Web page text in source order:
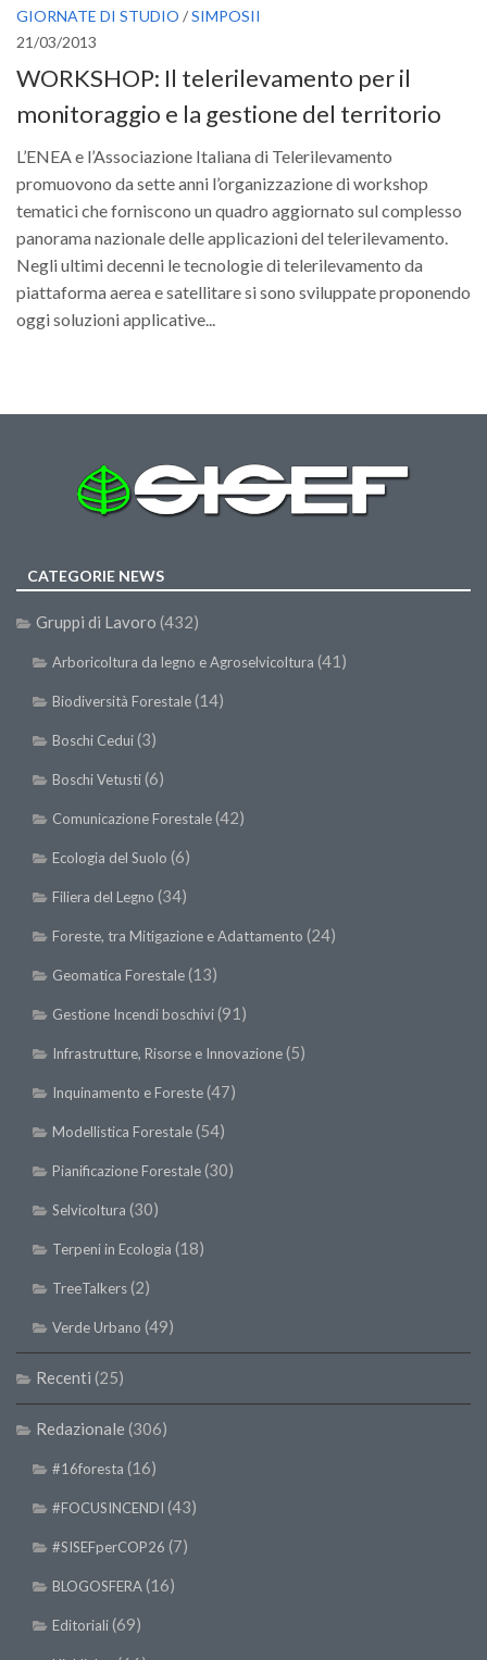
GIORNATE DI STUDIO /SIMPOSII
21/03/2013
WORKSHOP: Il telerilevamento per il
monitoraggio e la gestione del territorio
L’ENEA e l’Associazione Italiana di Telerilevamento
promuovono da sette anni l’organizzazione di workshop
tematici che forniscono un quadro aggiornato sul complesso
panorama nazionale delle applicazioni del telerilevamento.
Negli ultimi decenni le tecnologie di telerilevamento da
piattaforma aerea e satellitare si sono sviluppate proponendo
oggi soluzioni applicative...
CATEGORIE NEWS
Gruppi di Lavoro (432)
Arboricoltura da legno e Agroselvicoltura (41)
Biodiversità Forestale(14)
Boschi Cedui(3)
Boschi Vetusti(6)
Comunicazione Forestale(42)
Ecologia del Suolo (6)
Filiera del Legno (34)
Foreste, tra Mitigazione e Adattamento (24)
Geomatica Forestale(13)
Gestione Incendi boschivi(91)
Infrastrutture, Risorse e Innovazione(5)
Inquinamento e Foreste(47)
Modellistica Forestale(54)
Pianificazione Forestale(30)
Selvicoltura (30)
Terpeni in Ecologia (18)
TreeTalkers(2)
Verde Urbano (49)
Recenti (25)
Redazionale (306)
#16foresta (16)
#FOCUSINCENDI (43)
#SISEFperCOP26 (7)
BLOGOSFERA(16)
Editoriali(69)